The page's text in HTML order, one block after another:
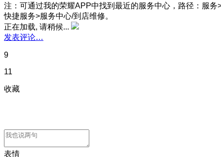
注：可通过我的荣耀APP中找到最近的服务中心，路径：服务
快捷服务>服务中心/到店维修。
正在加载, 请稍候...
发表评论…
9
11
收藏
表情